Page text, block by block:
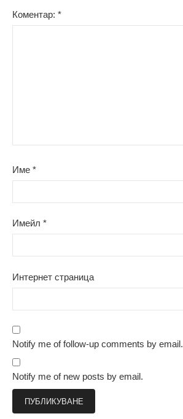
Коментар: *
Име *
Имейл *
Интернет страница
Notify me of follow-up comments by email.
Notify me of new posts by email.